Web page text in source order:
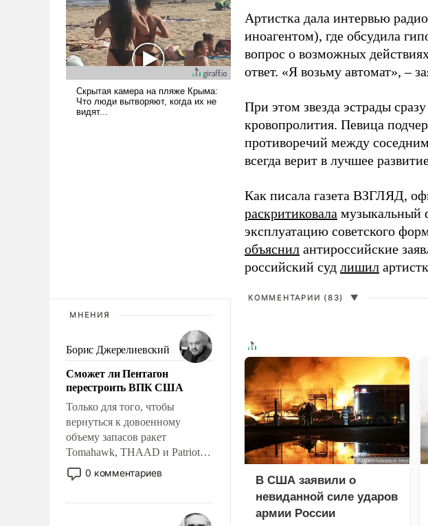
МНЕНИЯ
Борис Джерелиевский
Сможет ли Пентагон
перестроить ВПК США
Только для того, чтобы
вернуться к довоенному
объему запасов ракет
Tomahawk, THAAD и Patriot
США потребуется более трех
лет. Даже небольшая война с
0 комментариев
Артистка дала интервью
иноагентом), где обсудила
вопрос о возможных
ответ. «Я возьму автомат», –
При этом звезда эстрады
кровопролития. Певица
противоречий между
всегда верит в лучшее
Как писала газета ВЗГЛЯД,
раскритиковала музыкальный
эксплуатацию советского
объяснил антироссийские
российский суд лишил
КОММЕНТАРИИ (83) ▼
В США заявили о
невиданной силе ударов
армии России